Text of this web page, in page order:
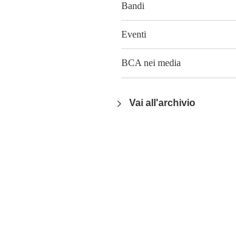
Bandi
Eventi
BCA nei media
Vai all'archivio